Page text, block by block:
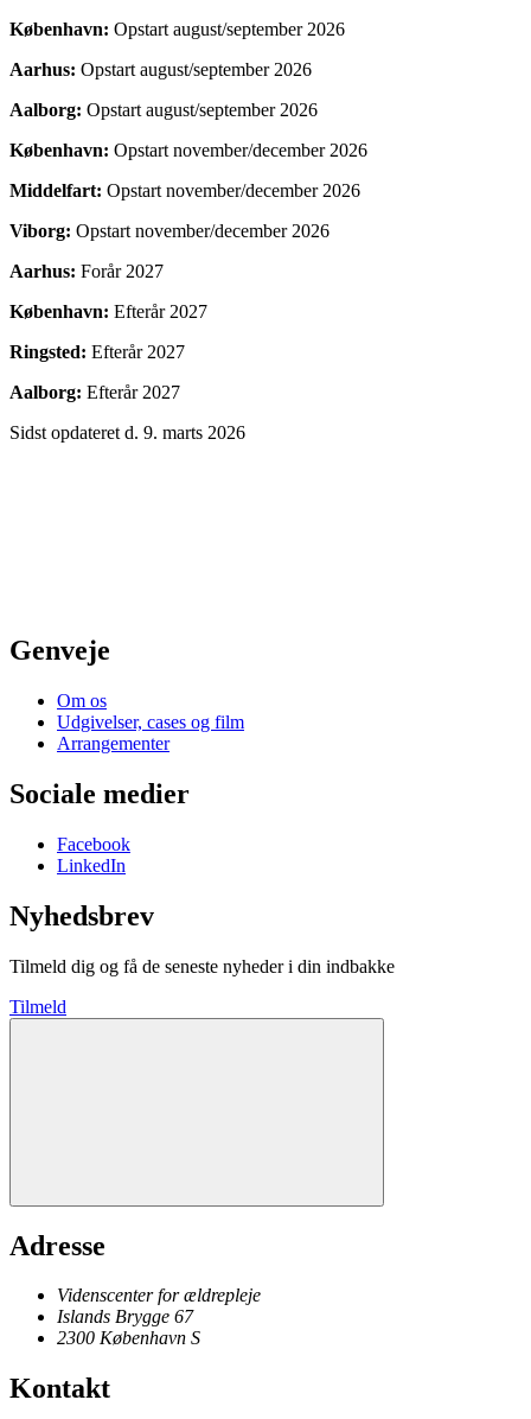
København: Opstart august/september 2026
Aarhus: Opstart august/september 2026
Aalborg: Opstart august/september 2026
København: Opstart november/december 2026
Middelfart: Opstart november/december 2026
Viborg: Opstart november/december 2026
Aarhus: Forår 2027
København: Efterår 2027
Ringsted: Efterår 2027
Aalborg: Efterår 2027
Sidst opdateret d. 9. marts 2026
Genveje
Om os
Udgivelser, cases og film
Arrangementer
Sociale medier
Facebook
LinkedIn
Nyhedsbrev
Tilmeld dig og få de seneste nyheder i din indbakke
Tilmeld
Adresse
Videnscenter for ældrepleje
Islands Brygge 67
2300 København S
Kontakt